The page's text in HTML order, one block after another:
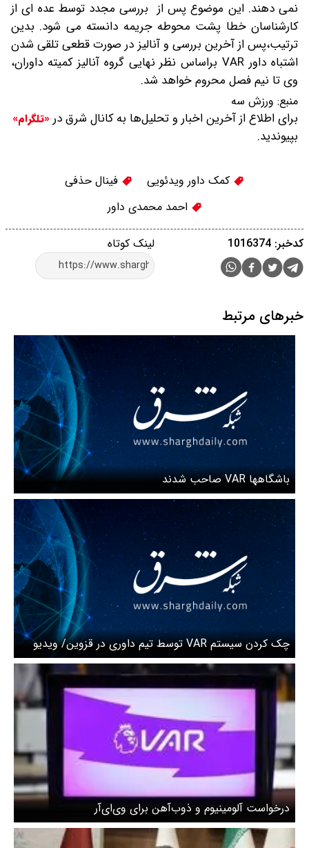
نمی دهند. این موضوع پس از بررسی مجدد توسط عده ای از
کارشناسان خطا پشت محوطه جریمه دانسته می شود. بدین
ترتیب،پس از آخرین بررسی و آنالیز در صورت قطعی تلقی شدن
اشتباه داور VAR براساس نظر نهایی گروه آنالیز کمیته داوران،
وی تا نیم فصل محروم خواهد شد.
منبع: ورزش سه
برای اطلاع از آخرین اخبار و تحلیل‌ها به کانال شرق در «تلگرام»
بپیوندید.
کمک داور ویدئویی
فینال حذفی
احمد محمدی داور
لینک کوتاه کدخبر: 1016374
خبرهای مرتبط
باشگاهها VAR صاحب شدند
چک کردن سیستم VAR توسط تیم داوری در قزوین/ ویدیو
درخواست آلومینیوم و ذوب‌آهن برای وی‌ای‌آر